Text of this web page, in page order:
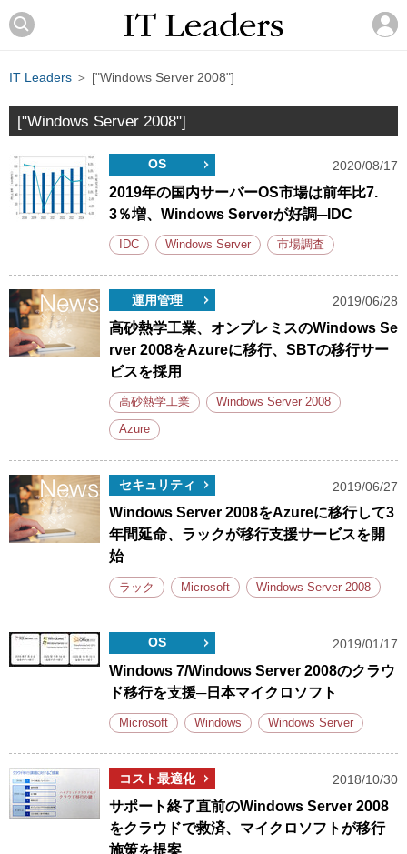
IT Leaders ＞ ["Windows Server 2008"]
["Windows Server 2008"]
OS 2020/08/17
2019年の国内サーバーOS市場は前年比7.
3％増、Windows Serverが好調─IDC
IDC Windows Server 市場調査
運用管理 2019/06/28
高砂熱学工業、オンプレミスのWindows Se
rver 2008をAzureに移行、SBTの移行サー
ビスを採用
高砂熱学工業 Windows Server 2008
Azure
セキュリティ 2019/06/27
Windows Server 2008をAzureに移行して3
年間延命、ラックが移行支援サービスを開
始
ラック Microsoft Windows Server 2008
OS 2019/01/17
Windows 7/Windows Server 2008のクラウ
ド移行を支援─日本マイクロソフト
Microsoft Windows Windows Server
コスト最適化 2018/10/30
サポート終了直前のWindows Server 2008
をクラウドで救済、マイクロソフトが移行
施策を提案